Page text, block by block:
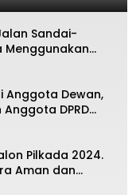
Sandai-
Menggunakan
Resmi
Anggota Dewan,
DPRD
Pilkada 2024.
Aman dan